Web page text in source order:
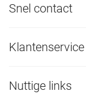
Snel contact
Klantenservice
Nuttige links